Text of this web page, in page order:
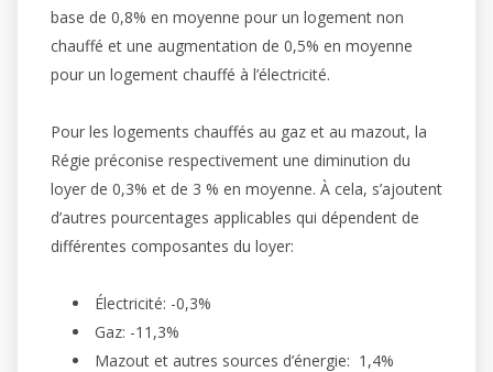
base de 0,8% en moyenne pour un logement non
chauffé et une augmentation de 0,5% en moyenne
pour un logement chauffé à l’électricité.
Pour les logements chauffés au gaz et au mazout, la
Régie préconise respectivement une diminution du
loyer de 0,3% et de 3 % en moyenne. À cela, s’ajoutent
d’autres pourcentages applicables qui dépendent de
différentes composantes du loyer:
Électricité: -0,3%
Gaz: -11,3%
Mazout et autres sources d’énergie: 1,4%